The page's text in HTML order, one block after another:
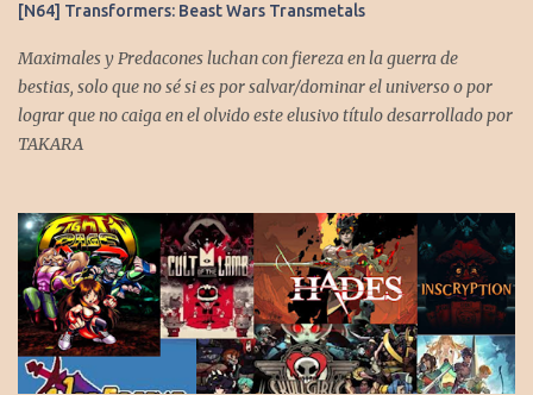
[N64] Transformers: Beast Wars Transmetals
Maximales y Predacones luchan con fiereza en la guerra de
bestias, solo que no sé si es por salvar/dominar el universo o por
lograr que no caiga en el olvido este elusivo título desarrollado por
TAKARA